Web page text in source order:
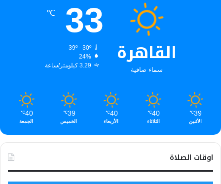
القاهرة
سماء صافية
33
℃
39º - 30º
24%
3.29 كيلومتر/ساعة
39
℃
الأثنين
40
℃
الثلاثاء
40
℃
الأربعاء
39
℃
الخميس
40
℃
الجمعة
اوقات الصلاة